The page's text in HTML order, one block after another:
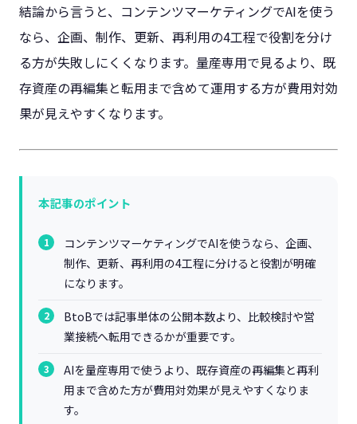
結論から言うと、コンテンツマーケティングでAIを使う
なら、企画、制作、更新、再利用の4工程で役割を分け
る方が失敗しにくくなります。量産専用で見るより、既
存資産の再編集と転用まで含めて運用する方が費用対効
果が見えやすくなります。
本記事のポイント
コンテンツマーケティングでAIを使うなら、企画、
制作、更新、再利用の4工程に分けると役割が明確
になります。
BtoBでは記事単体の公開本数より、比較検討や営
業接続へ転用できるかが重要です。
AIを量産専用で使うより、既存資産の再編集と再利
用まで含めた方が費用対効果が見えやすくなりま
す。